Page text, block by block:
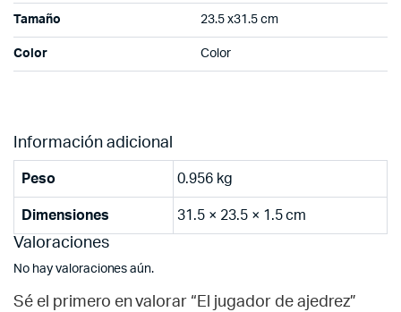
Tamaño 23.5 x31.5 cm
Color Color
Información adicional
Peso 0.956 kg
Dimensiones 31.5 × 23.5 × 1.5 cm
Valoraciones
No hay valoraciones aún.
Sé el primero en valorar “El jugador de ajedrez”